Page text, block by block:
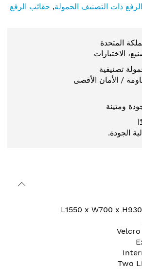
ذات التصنيف الحمولة, حقائب الرفع
المتحدة
الاختبارات
تصنيفية
/ الأمان الأقصى
ومتينة
الجودة.
L1550 x W700 x
Two